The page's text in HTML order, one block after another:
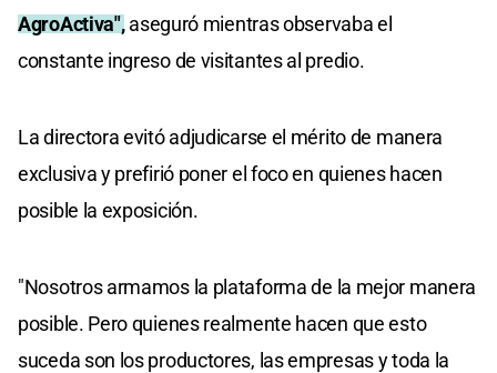
AgroActiva",aseguró mientras observaba el
constante ingreso de visitantes al predio.
La directora evitó adjudicarse el mérito de manera
exclusiva y prefirió poner el foco en quienes hacen
posible la exposición.
"Nosotros armamos la plataforma de la mejor manera
posible. Pero quienes realmente hacen que esto
suceda son los productores, las empresas y toda la